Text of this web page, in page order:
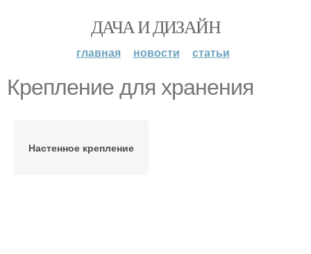
ДАЧА И ДИЗАЙН
главная новости статьи
Крепление для хранения
Настенное крепление